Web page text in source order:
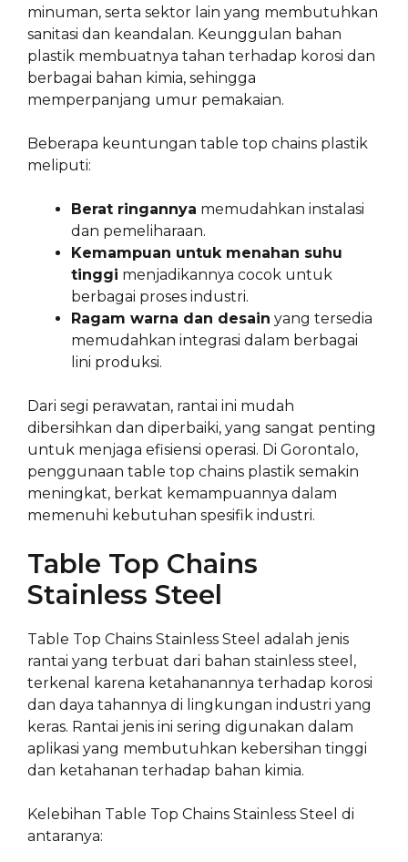
minuman, serta sektor lain yang membutuhkan
sanitasi dan keandalan. Keunggulan bahan
plastik membuatnya tahan terhadap korosi dan
berbagai bahan kimia, sehingga
memperpanjang umur pemakaian.
Beberapa keuntungan table top chains plastik
meliputi:
Berat ringannya memudahkan instalasi
dan pemeliharaan.
Kemampuan untuk menahan suhu
tinggi menjadikannya cocok untuk
berbagai proses industri.
Ragam warna dan desain yang tersedia
memudahkan integrasi dalam berbagai
lini produksi.
Dari segi perawatan, rantai ini mudah
dibersihkan dan diperbaiki, yang sangat penting
untuk menjaga efisiensi operasi. Di Gorontalo,
penggunaan table top chains plastik semakin
meningkat, berkat kemampuannya dalam
memenuhi kebutuhan spesifik industri.
Table Top Chains
Stainless Steel
Table Top Chains Stainless Steel adalah jenis
rantai yang terbuat dari bahan stainless steel,
terkenal karena ketahanannya terhadap korosi
dan daya tahannya di lingkungan industri yang
keras. Rantai jenis ini sering digunakan dalam
aplikasi yang membutuhkan kebersihan tinggi
dan ketahanan terhadap bahan kimia.
Kelebihan Table Top Chains Stainless Steel di
antaranya: